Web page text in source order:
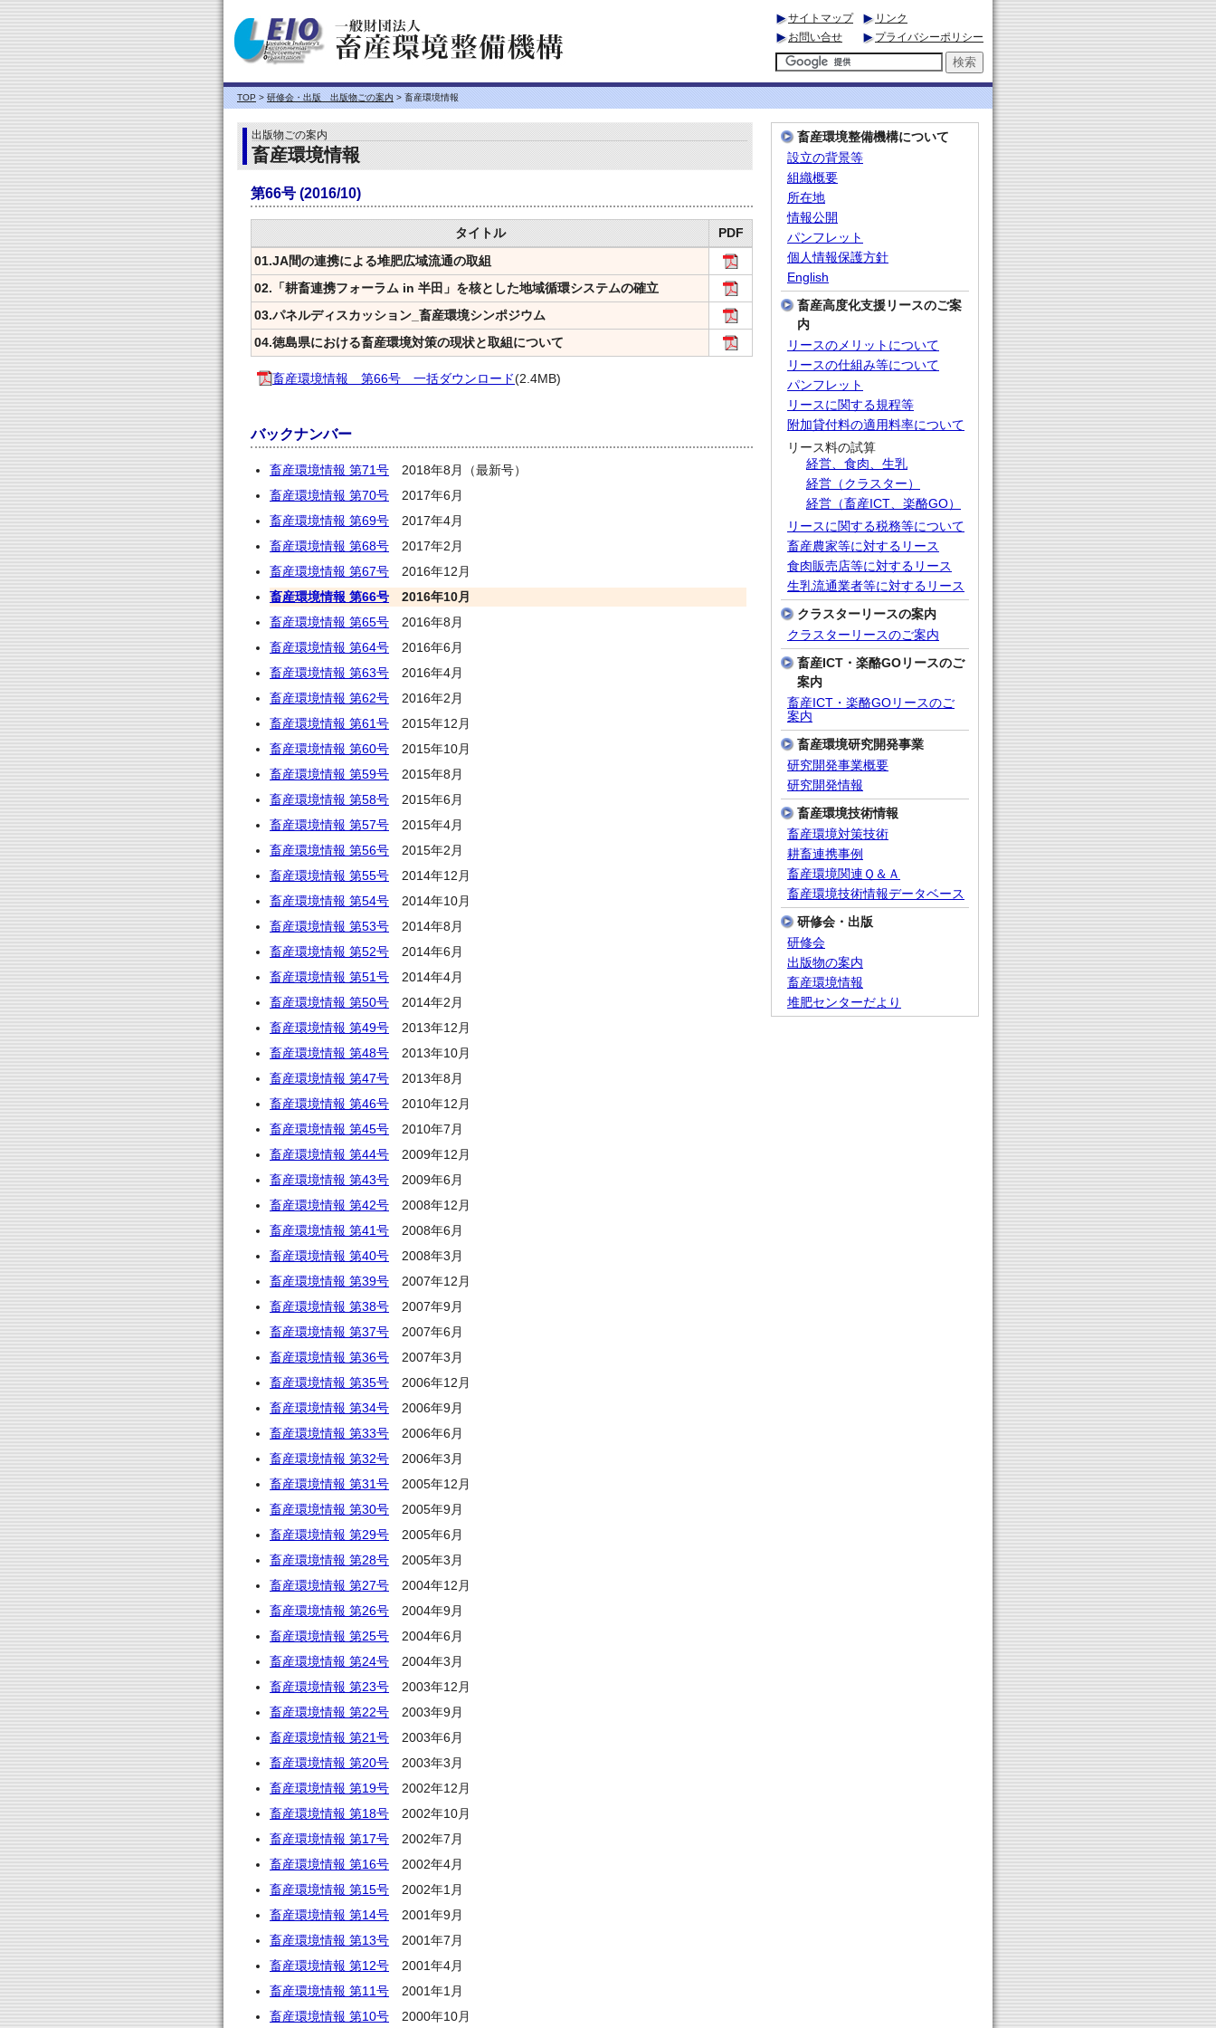
サイトマップ
リンク
お問い合せ
プライバシーポリシー
TOP > 研修会・出版 出版物ごの案内 > 畜産環境情報
出版物ごの案内
畜産環境情報
第66号 (2016/10)
タイトル
PDF
01.JA間の連携による堆肥広域流通の取組
02.「耕畜連携フォーラム in 半田」を核とした地域循環システムの確立
03.パネルディスカッション_畜産環境シンポジウム
04.徳島県における畜産環境対策の現状と取組について
畜産環境情報 第66号 一括ダウンロード(2.4MB)
バックナンバー
畜産環境情報 第71号 2018年8月（最新号）
畜産環境情報 第70号 2017年6月
畜産環境情報 第69号 2017年4月
畜産環境情報 第68号 2017年2月
畜産環境情報 第67号 2016年12月
畜産環境情報 第66号 2016年10月
畜産環境情報 第65号 2016年8月
畜産環境情報 第64号 2016年6月
畜産環境情報 第63号 2016年4月
畜産環境情報 第62号 2016年2月
畜産環境情報 第61号 2015年12月
畜産環境情報 第60号 2015年10月
畜産環境情報 第59号 2015年8月
畜産環境情報 第58号 2015年6月
畜産環境情報 第57号 2015年4月
畜産環境情報 第56号 2015年2月
畜産環境情報 第55号 2014年12月
畜産環境情報 第54号 2014年10月
畜産環境情報 第53号 2014年8月
畜産環境情報 第52号 2014年6月
畜産環境情報 第51号 2014年4月
畜産環境情報 第50号 2014年2月
畜産環境情報 第49号 2013年12月
畜産環境情報 第48号 2013年10月
畜産環境情報 第47号 2013年8月
畜産環境情報 第46号 2010年12月
畜産環境情報 第45号 2010年7月
畜産環境情報 第44号 2009年12月
畜産環境情報 第43号 2009年6月
畜産環境情報 第42号 2008年12月
畜産環境情報 第41号 2008年6月
畜産環境情報 第40号 2008年3月
畜産環境情報 第39号 2007年12月
畜産環境情報 第38号 2007年9月
畜産環境情報 第37号 2007年6月
畜産環境情報 第36号 2007年3月
畜産環境情報 第35号 2006年12月
畜産環境情報 第34号 2006年9月
畜産環境情報 第33号 2006年6月
畜産環境情報 第32号 2006年3月
畜産環境情報 第31号 2005年12月
畜産環境情報 第30号 2005年9月
畜産環境情報 第29号 2005年6月
畜産環境情報 第28号 2005年3月
畜産環境情報 第27号 2004年12月
畜産環境情報 第26号 2004年9月
畜産環境情報 第25号 2004年6月
畜産環境情報 第24号 2004年3月
畜産環境情報 第23号 2003年12月
畜産環境情報 第22号 2003年9月
畜産環境情報 第21号 2003年6月
畜産環境情報 第20号 2003年3月
畜産環境情報 第19号 2002年12月
畜産環境情報 第18号 2002年10月
畜産環境情報 第17号 2002年7月
畜産環境情報 第16号 2002年4月
畜産環境情報 第15号 2002年1月
畜産環境情報 第14号 2001年9月
畜産環境情報 第13号 2001年7月
畜産環境情報 第12号 2001年4月
畜産環境情報 第11号 2001年1月
畜産環境情報 第10号 2000年10月
畜産環境整備機構について
設立の背景等
組織概要
所在地
情報公開
パンフレット
個人情報保護方針
English
畜産高度化支援リースのご案
内
リースのメリットについて
リースの仕組み等について
パンフレット
リースに関する規程等
附加貸付料の適用料率について
リース料の試算
経営、食肉、生乳
経営（クラスター）
経営（畜産ICT、楽酪GO）
リースに関する税務等について
畜産農家等に対するリース
食肉販売店等に対するリース
生乳流通業者等に対するリース
クラスターリースの案内
クラスターリースのご案内
畜産ICT・楽酪GOリースのご
案内
畜産ICT・楽酪GOリースのご
案内
畜産環境研究開発事業
研究開発事業概要
研究開発情報
畜産環境技術情報
畜産環境対策技術
耕畜連携事例
畜産環境関連Ｑ＆Ａ
畜産環境技術情報データベース
研修会・出版
研修会
出版物の案内
畜産環境情報
堆肥センターだより